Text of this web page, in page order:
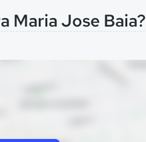
Maria Jose Baia?